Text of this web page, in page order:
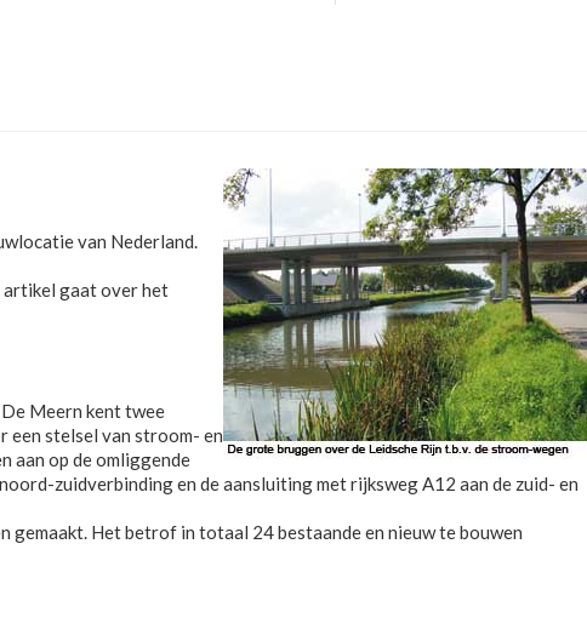
van Nederland.
artikel gaat over het
Meern kent twee
een stelsel van stroom- en
aan op de omliggende
zuidverbinding en de aansluiting met rijksweg A12 aan de zuid- en
Het betrof in totaal 24 bestaande en nieuw te bouwen